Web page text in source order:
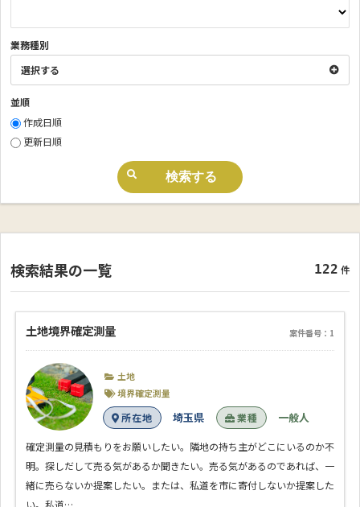
検索結果の一覧 122 件
土地境界確定測量 案件番号：1
土地
境界確定測量
所在地 埼玉県 業種 一般人
確定測量の見積もりをお願いしたい。隣地の持ち主がどこにいるのか不
明。探しだして売る気があるか聞きたい。売る気があるのであれば、一
緒に売らないか提案したい。または、私道を市に寄付しないか提案した
業務種別
選択する
並順
作成日順
更新日順